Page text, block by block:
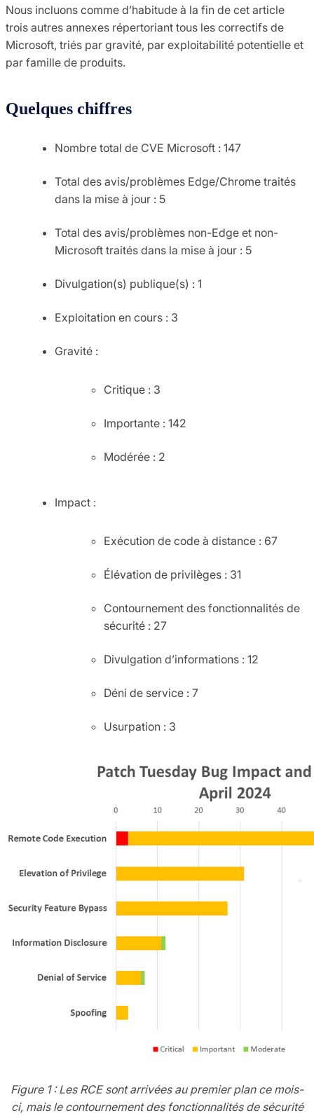
Nous incluons comme d’habitude à la fin de cet article
trois autres annexes répertoriant tous les correctifs de
Microsoft, triés par gravité, par exploitabilité potentielle et
par famille de produits.
Quelques chiffres
Nombre total de CVE Microsoft : 147
Total des avis/problèmes Edge/Chrome traités
dans la mise à jour : 5
Total des avis/problèmes non-Edge et non-
Microsoft traités dans la mise à jour : 5
Divulgation(s) publique(s) : 1
Exploitation en cours : 3
Gravité :
Critique : 3
Importante : 142
Modérée : 2
Impact :
Exécution de code à distance : 67
Élévation de privilèges : 31
Contournement des fonctionnalités de
sécurité : 27
Divulgation d’informations : 12
Déni de service : 7
Usurpation : 3
Figure 1 : Les RCE sont arrivées au premier plan ce mois-
ci, mais le contournement des fonctionnalités de sécurité